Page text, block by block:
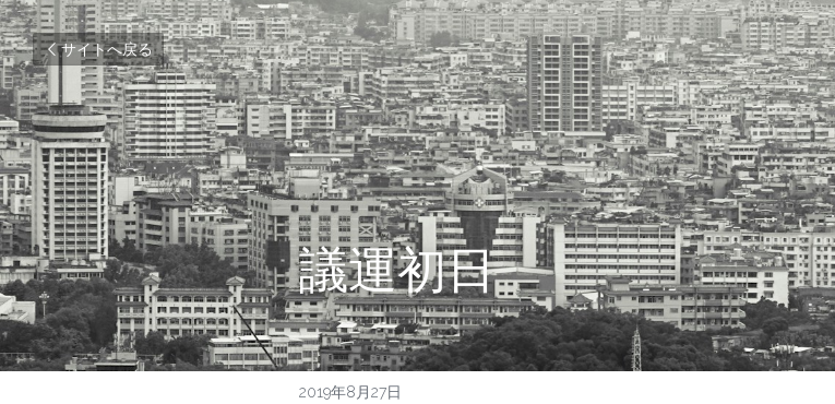
サイトへ戻る
議運初日
2019年8月27日